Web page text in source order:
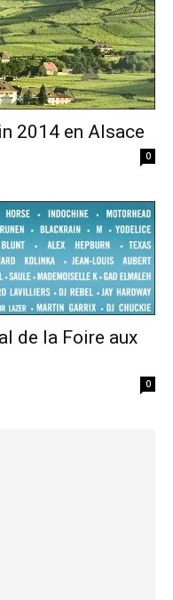
2014 en Alsace
0
de la Foire aux
0